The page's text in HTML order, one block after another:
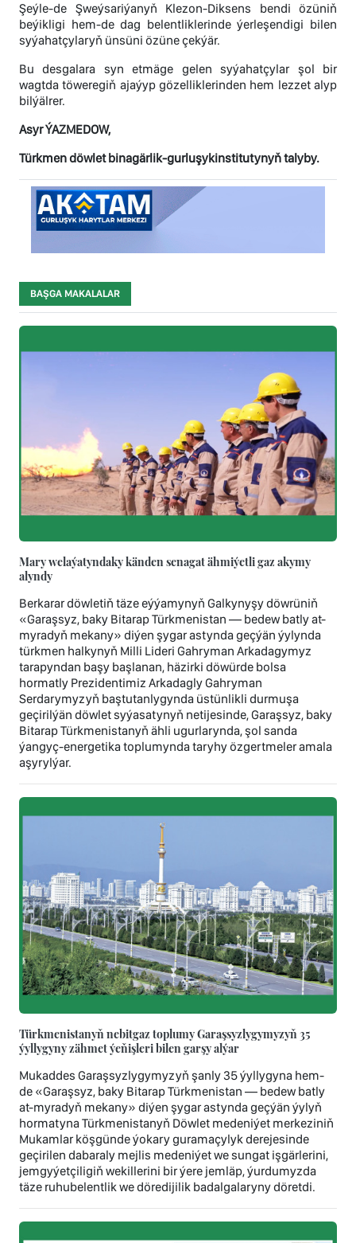
Şeýle-de Şweýsariýanyň Klezon-Diksens bendi özüniň
beýikligi hem-de dag belentliklerinde ýerleşendigi bilen
syýahatçylaryň ünsüni özüne çekýär.
Bu desgalara syn etmäge gelen syýahatçylar şol bir
wagtda töweregiň ajaýyp gözelliklerinden hem lezzet alyp
bilýälrer.
Asyr ÝAZMEDOW,
Türkmen döwlet binagärlik-gurluşykinstitutynyň talyby.
BAŞGA MAKALALAR
Mary welaýatyndaky känden senagat ähmiýetli gaz akymy
alyndy
Berkarar döwletiň täze eýýamynyň Galkynyşy döwrüniň
«Garaşsyz, baky Bitarap Türkmenistan — bedew batly at-
myradyň mekany» diýen şygar astynda geçýän ýylynda
türkmen halkynyň Milli Lideri Gahryman Arkadagymyz
tarapyndan başy başlanan, häzirki döwürde bolsa
hormatly Prezidentimiz Arkadagly Gahryman
Serdarymyzyň baştutanlygynda üstünlikli durmuşa
geçirilýän döwlet syýasatynyň netijesinde, Garaşsyz, baky
Bitarap Türkmenistanyň ähli ugurlarynda, şol sanda
ýangyç-energetika toplumynda taryhy özgertmeler amala
aşyrylýar.
Türkmenistanyň nebitgaz toplumy Garaşsyzlygymyzyň 35
ýyllygyny zähmet ýeňişleri bilen garşy alýar
Mukaddes Garaşsyzlygymyzyň şanly 35 ýyllygyna hem-
de «Garaşsyz, baky Bitarap Türkmenistan — bedew batly
at-myradyň mekany» diýen şygar astynda geçýän ýylyň
hormatyna Türkmenistanyň Döwlet medeniýet merkeziniň
Mukamlar köşgünde ýokary guramaçylyk derejesinde
geçirilen dabaraly mejlis medeniýet we sungat işgärlerini,
jemgyýetçiligiň wekillerini bir ýere jemläp, ýurdumyzda
täze ruhubelentlik we döredijilik badalgalaryny döretdi.